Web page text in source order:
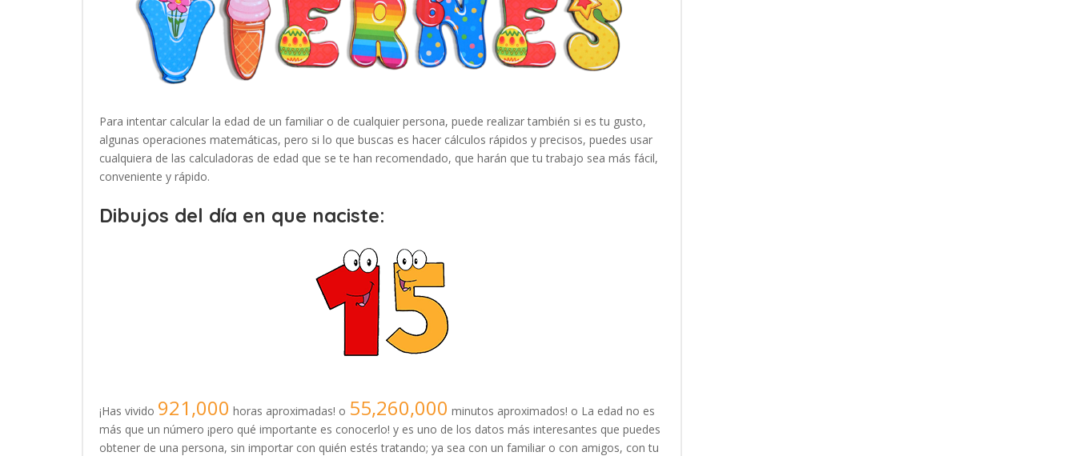
Para intentar calcular la edad de un familiar o de cualquier persona, puede realizar también si es tu gusto,
algunas operaciones matemáticas, pero si lo que buscas es hacer cálculos rápidos y precisos, puedes usar
cualquiera de las calculadoras de edad que se te han recomendado, que harán que tu trabajo sea más fácil,
conveniente y rápido.
Dibujos del día en que naciste:
¡Has vivido 921,000 horas aproximadas! o 55,260,000 minutos aproximados! o La edad no es
más que un número ¡pero qué importante es conocerlo! y es uno de los datos más interesantes que puedes
obtener de una persona, sin importar con quién estés tratando; ya sea con un familiar o con amigos, con tu